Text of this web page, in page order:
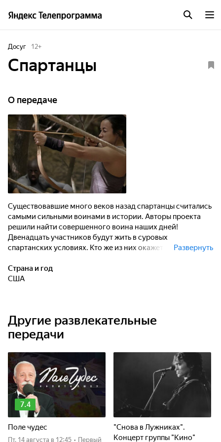
Досуг 12+
Спартанцы
О передаче
Существовавшие много веков назад спартанцы считались
самыми сильными воинами в истории. Авторы проекта
решили найти совершенного воина наших дней!
Двенадцать участников будут жить в суровых
спартанских условиях. Кто же из них окажется самым
Развернуть
Страна и год
США
Другие развлекательные
передачи
7.4
Поле чудес
пт, 14 августа в 12:45 • Первый
"Снова в Лужниках".
Концерт группы "Кино"